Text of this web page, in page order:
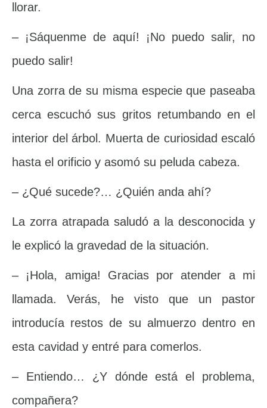
llorar.
– ¡Sáquenme de aquí! ¡No puedo salir, no
puedo salir!
Una zorra de su misma especie que paseaba
cerca escuchó sus gritos retumbando en el
interior del árbol. Muerta de curiosidad escaló
hasta el orificio y asomó su peluda cabeza.
– ¿Qué sucede?… ¿Quién anda ahí?
La zorra atrapada saludó a la desconocida y
le explicó la gravedad de la situación.
– ¡Hola, amiga! Gracias por atender a mi
llamada. Verás, he visto que un pastor
introducía restos de su almuerzo dentro en
esta cavidad y entré para comerlos.
– Entiendo… ¿Y dónde está el problema,
compañera?